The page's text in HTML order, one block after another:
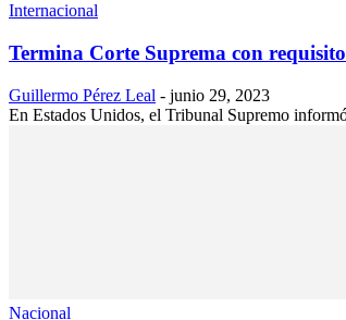
Internacional
Termina Corte Suprema con
Guillermo Pérez Leal - junio 29, 2023
En Estados Unidos, el Tribunal Supremo
Nacional